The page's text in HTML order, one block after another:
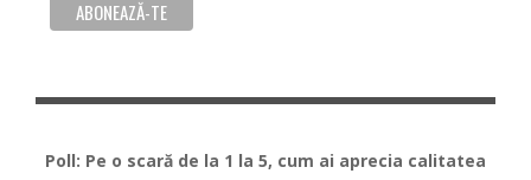
Poll: Pe o scară de la 1 la 5, cum ai aprecia calitatea